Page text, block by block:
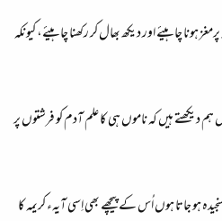
ہونا چاہیئے اور دیکھ بھال کر رکھنا چاہیئے، کیونکہ
دیکھتے ہیں کہ ناموں ہی کا علم آدم کو فرشتوں پر
ہو جاتا ہوں اُس کے پیچھے بھی اِسی آیہء کریمہ کا